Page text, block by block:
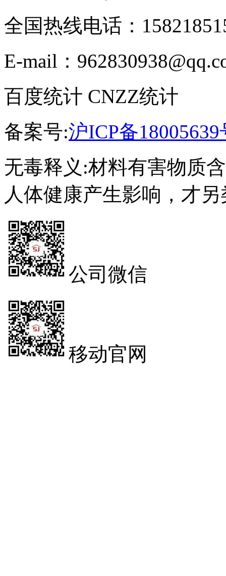
全国热线电话：
E-mail：
百度统计 CNZZ统计
备案号:沪ICP备18005639
无毒释义:材料有害物质
人体健康产生影响，才
公司微信
移动官网